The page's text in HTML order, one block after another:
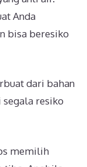
Anda
bisa beresiko
dari bahan
resiko
memilih